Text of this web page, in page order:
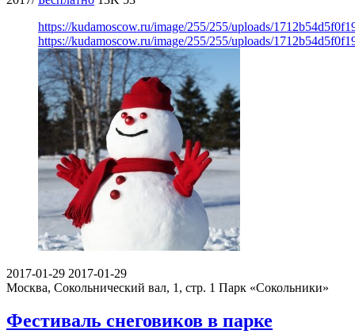
https://kudamoscow.ru/image/255/255/uploads/
https://kudamoscow.ru/image/255/255/uploads/
2017-01-29 2017-01-29
Москва, Сокольнический вал, 1, стр. 1 Парк «Сокольники»
Фестиваль снеговиков в парке